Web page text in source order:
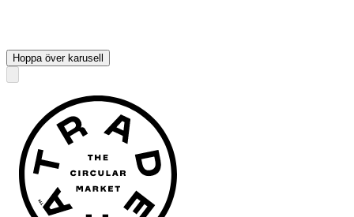
Hoppa över karusell